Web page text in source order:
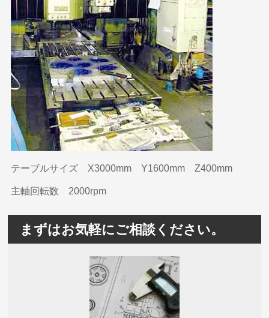
テーブルサイズ X3000mm Y1600mm Z400mm
主軸回転数 2000rpm
まずはお気軽にご相談ください。